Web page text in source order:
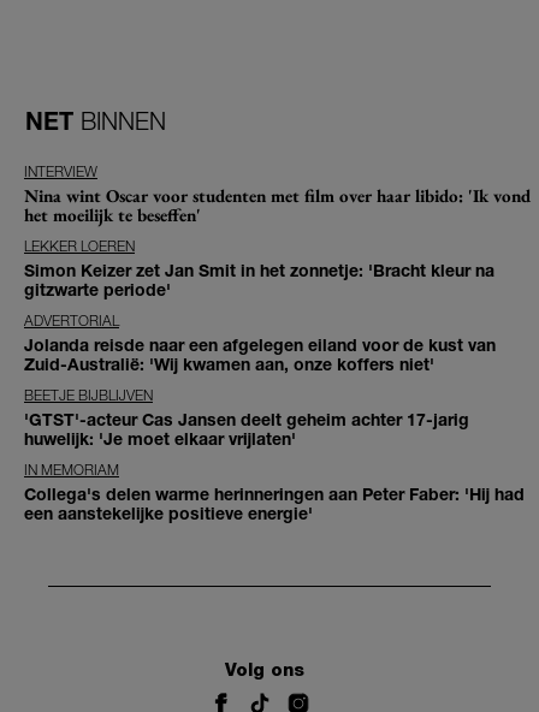
NET BINNEN
INTERVIEW
Nina wint Oscar voor studenten met film over haar libido: 'Ik vond
het moeilijk te beseffen'
LEKKER LOEREN
Simon Keizer zet Jan Smit in het zonnetje: 'Bracht kleur na
gitzwarte periode'
ADVERTORIAL
Jolanda reisde naar een afgelegen eiland voor de kust van
Zuid-Australië: 'Wij kwamen aan, onze koffers niet'
BEETJE BIJBLIJVEN
'GTST'-acteur Cas Jansen deelt geheim achter 17-jarig
huwelijk: 'Je moet elkaar vrijlaten'
IN MEMORIAM
Collega's delen warme herinneringen aan Peter Faber: 'Hij had
een aanstekelijke positieve energie'
Volg ons